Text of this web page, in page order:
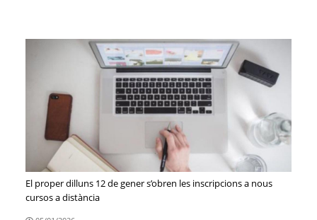
El proper dilluns 12 de gener s’obren les inscripcions a nous
cursos a distància